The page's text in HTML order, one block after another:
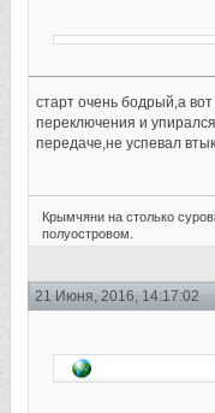
старт очень бодрый,а
переключения и
передаче,не успевал
Крымчяни на столько
полуостровом.
21 Июня, 2016, 14:17:02